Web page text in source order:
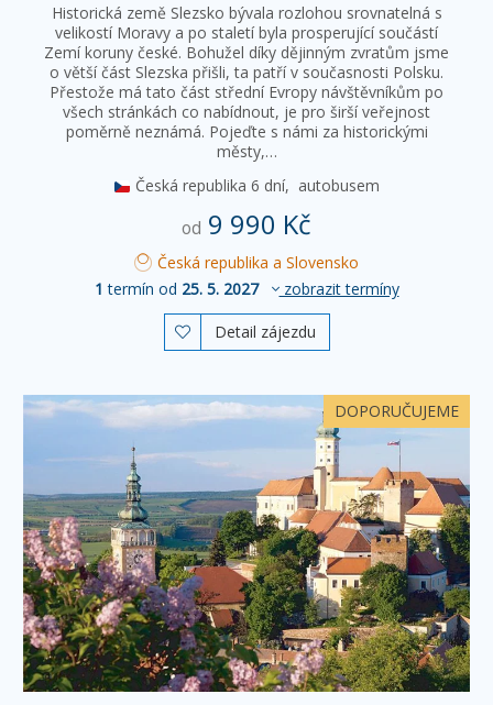
Historická země Slezsko bývala rozlohou srovnatelná s
velikostí Moravy a po staletí byla prosperující součástí
Zemí koruny české. Bohužel díky dějinným zvratům jsme
o větší část Slezska přišli, ta patří v současnosti Polsku.
Přestože má tato část střední Evropy návštěvníkům po
všech stránkách co nabídnout, je pro širší veřejnost
poměrně neznámá. Pojeďte s námi za historickými
městy,…
Česká republika 6 dní, autobusem
od 9 990 Kč
Česká republika a Slovensko
1 termín od 25. 5. 2027 zobrazit termíny
 Detail zájezdu
DOPORUČUJEME